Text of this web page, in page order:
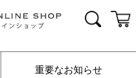
重要なお知らせ